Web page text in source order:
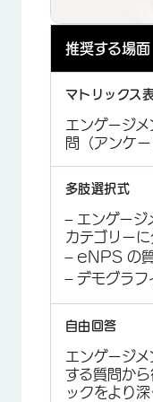
推奨する場面
エンゲージ
問（アンケー
– エンゲージ
カテゴリーに
– eNPS の
– デモグラフ
エンゲージ
する質問か
ックをより